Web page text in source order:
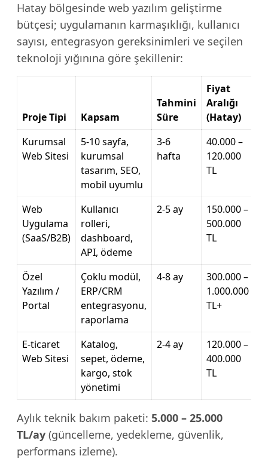
Hatay bölgesinde web yazılım geliştirme
bütçesi; uygulamanın karmaşıklığı, kullanıcı
sayısı, entegrasyon gereksinimleri ve seçilen
teknoloji yığınına göre şekillenir:
Proje Tipi Kapsam
Tahmini
Süre
Fiyat
Aralığı
(Hatay)
Kurumsal
Web Sitesi
5-10 sayfa,
kurumsal
tasarım, SEO,
mobil uyumlu
3-6
hafta
40.000 –
120.000
TL
Web
Uygulama
(SaaS/B2B)
Kullanıcı
rolleri,
dashboard,
API, ödeme
2-5 ay
150.000 –
500.000
TL
Özel
Yazılım /
Portal
Çoklu modül,
ERP/CRM
entegrasyonu,
raporlama
4-8 ay
300.000 –
1.000.000
TL+
E-ticaret
Web Sitesi
Katalog,
sepet, ödeme,
kargo, stok
yönetimi
2-4 ay
120.000 –
400.000
TL
Aylık teknik bakım paketi: 5.000 – 25.000
TL/ay (güncelleme, yedekleme, güvenlik,
performans izleme).